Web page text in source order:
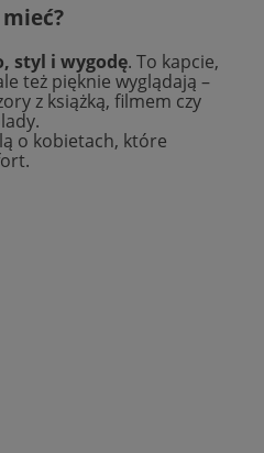
styl i wygodę. To kapcie,
też pięknie wyglądają –
z książką, filmem czy
o kobietach, które